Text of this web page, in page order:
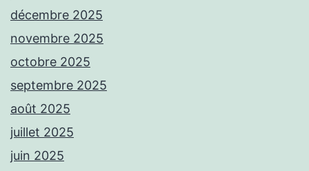
décembre 2025
novembre 2025
octobre 2025
septembre 2025
août 2025
juillet 2025
juin 2025